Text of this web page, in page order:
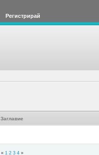
Регистрирай
Заглавие
« 1 2 3 4»